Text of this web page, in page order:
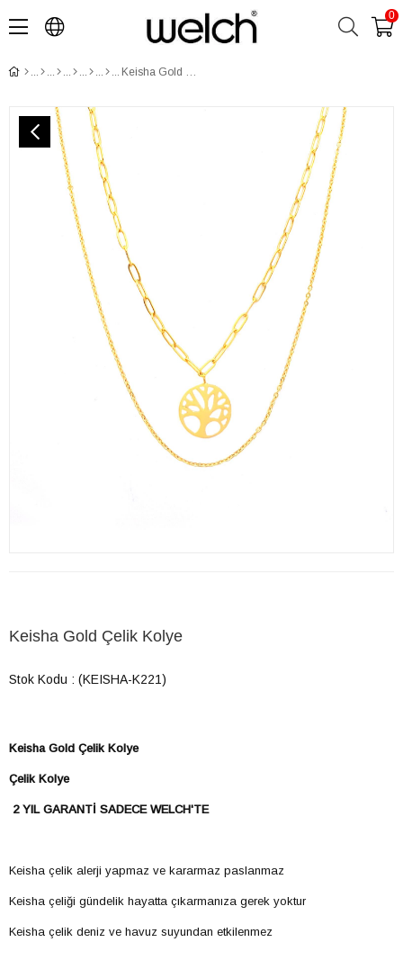
0
Keisha Gold Çelik Kolye
Keisha Gold Çelik Kolye
Stok Kodu (KEISHA-K221)
Keisha Gold Çelik Kolye
Çelik Kolye
2 YIL GARANTİ SADECE WELCH'TE
Keisha çelik alerji yapmaz ve kararmaz paslanmaz
Keisha çeliği gündelik hayatta çıkarmanıza gerek yoktur
Keisha çelik deniz ve havuz suyundan etkilenmez